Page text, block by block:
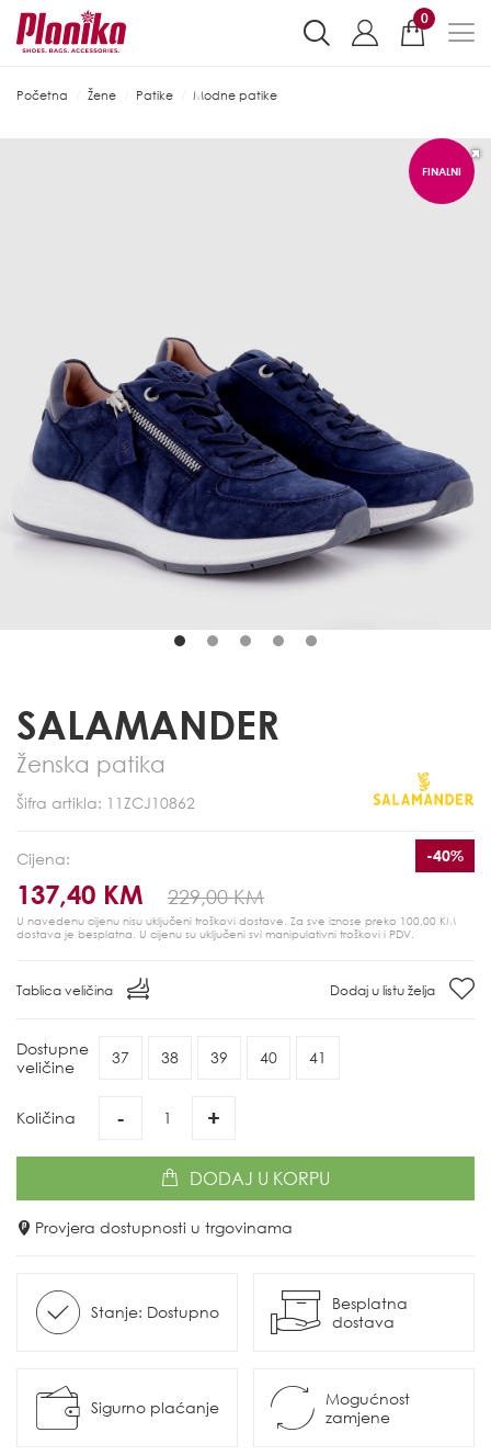
0
Početna Žene Patike Modne patike
FINALNI
SALAMANDER
Ženska patika
Šifra artikla: 11ZCJ10862
Cijena:
137,40 KM 229,00 KM
-40%
U navedenu cijenu nisu uključeni troškovi dostave. Za sve iznose preko 100,00 KM
dostava je besplatna. U cijenu su uključeni svi manipulativni troškovi i PDV.
Tablica veličina Dodaj u listu želja
Dostupne
veličine
37 38 39 40 41
Količina - +
DODAJ U KORPU
Provjera dostupnosti u trgovinama
Stanje: Dostupno
Besplatna
dostava
Sigurno plaćanje
Mogućnost
zamjene